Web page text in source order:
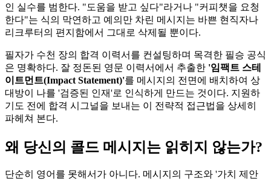
인 실수를 범한다. "도움을 받고 싶다"라거나 "커피챗을 요청
한다"는 식의 막연하고 예의만 차린 메시지는 바쁜 현직자나
리크루터의 편지함에서 그대로 삭제될 뿐이다.
필자가 수천 장의 합격 이력서를 컨설팅하며 목격한 필승 공식
은 명확하다. 잘 정돈된 영문 이력서에서 추출한 '임팩트 스테
이트먼트(Impact Statement)'​를 메시지의 전면에 배치하여 상
대방이 나를 '검증된 인재'로 인식하게 만드는 것이다. 지원하
기도 전에 합격 시그널을 보내는 이 전략적 접근법을 상세히
파헤쳐 본다.
왜 당신의 콜드 메시지는 읽히지 않는가?
단순히 영어를 못해서가 아니다. 메시지의 구조와 '가치 제안